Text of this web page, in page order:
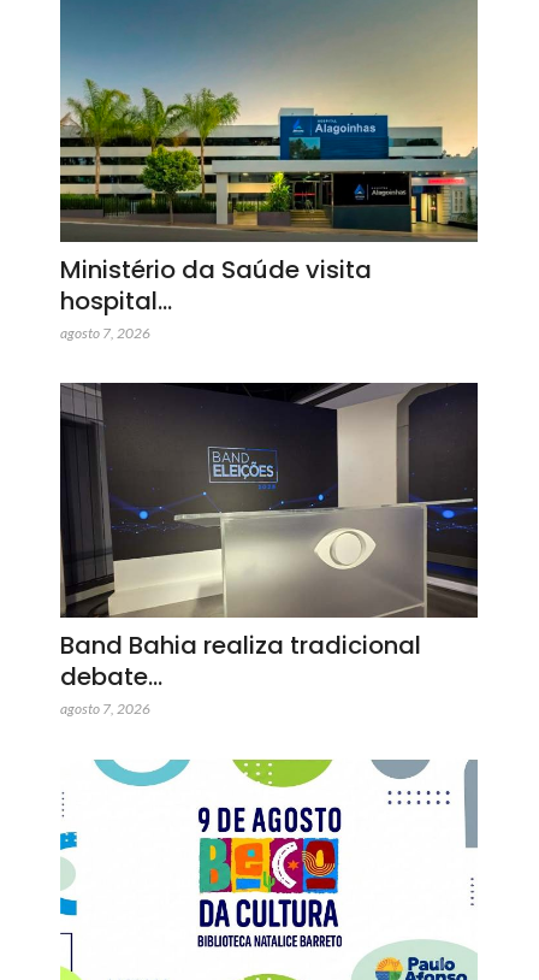
Ministério da Saúde visita
hospital…
agosto 7, 2026
Band Bahia realiza tradicional
debate…
agosto 7, 2026